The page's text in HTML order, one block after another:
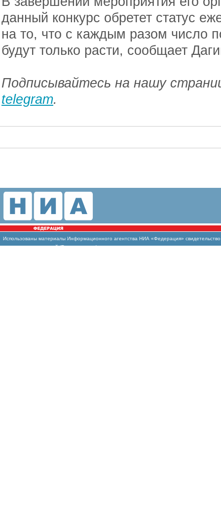
данный конкурс обретет статус
на то, что с каждым разом число
будут только расти, сообщает
Подписывайтесь на нашу
telegram.
Использованы материалы Информационного агентства НИА «Федерация»
массовых коммуникаций (Роскомнадзор)